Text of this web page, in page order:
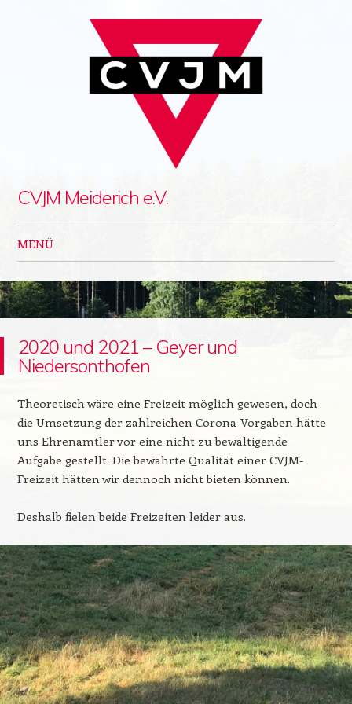
CVJM Meiderich e.V.
MENÜ
2020 und 2021 – Geyer und
Niedersonthofen
Theoretisch wäre eine Freizeit möglich gewesen, doch
die Umsetzung der zahlreichen Corona-Vorgaben hätte
uns Ehrenamtler vor eine nicht zu bewältigende
Aufgabe gestellt. Die bewährte Qualität einer CVJM-
Freizeit hätten wir dennoch nicht bieten können.
Deshalb fielen beide Freizeiten leider aus.